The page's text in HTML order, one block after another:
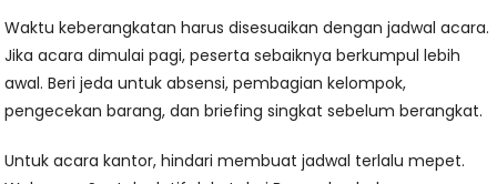
Waktu keberangkatan harus disesuaikan dengan jadwal acara.
Jika acara dimulai pagi, peserta sebaiknya berkumpul lebih
awal. Beri jeda untuk absensi, pembagian kelompok,
pengecekan barang, dan briefing singkat sebelum berangkat.
Untuk acara kantor, hindari membuat jadwal terlalu mepet.